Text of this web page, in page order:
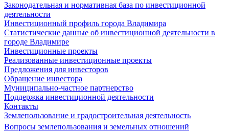
Законодательная и нормативная база по инвестиционной
деятельности
Инвестиционный профиль города Владимира
Статистические данные об инвестиционной деятельности в
городе Владимире
Инвестиционные проекты
Реализованные инвестиционные проекты
Предложения для инвесторов
Обращение инвестора
Муниципально-частное партнерство
Поддержка инвестиционной деятельности
Контакты
Землепользование и градостроительная деятельность
Вопросы землепользования и земельных отношений